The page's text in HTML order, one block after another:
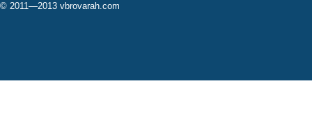
© 2011—2013 vbrovarah.com